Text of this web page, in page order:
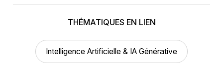
THÉMATIQUES EN LIEN
Intelligence Artificielle & IA Générative